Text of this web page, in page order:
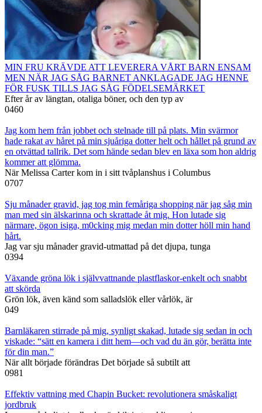
MIN FRU KRÄVDE ATT LEVERERA VÅRT BARN ENSAM
MEN NÄR JAG SÅG BARNET ANKLAGADE JAG HENNE
FÖR FUSK TILLS JAG SÅG FÖDELSEMÄRKET
Efter år av längtan, otaliga böner, och den typ av
0460
Jag kom hem från jobbet och stelnade till på plats. Min svärmor
hade rakat av håret på min sjuåriga dotter helt och hållet på grund av
en otvättad tallrik. Det som hände sedan blev en läxa som hon aldrig
kommer att glömma.
När Melissa Carter kom in i sitt tvåplanshus i Columbus
0707
Sju månader gravid, jag tog min femåriga shopping när jag såg min
man med sin älskarinna och skrattade åt mig. Hon lutade sig
närmare, ögon isiga, m0cking mig medan min dotter höll min hand
hårt.
Jag var sju månader gravid-utmattad på det djupa, tunga
0394
Växande gröna lök i självvattnande plastflaskor-enkelt och snabbt
att skörda
Grön lök, även känd som salladslök eller vårlök, är
049
Barnläkaren stirrade på mig, synligt skakad, lutade sig sedan in och
viskade: “sätt en kamera i ditt hem—och vad du än gör, berätta inte
för din man.”
När allt började förändras Det började så subtilt att
0981
Effektiv vattning med Chapin Bucket: revolutionera småskaligt
jordbruk